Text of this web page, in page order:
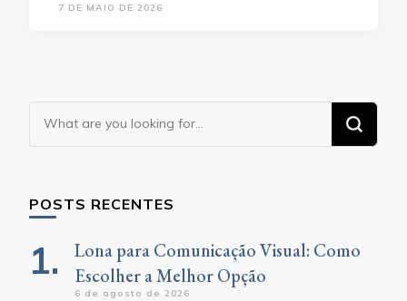
7 DE MAIO DE 2026
Looking
for
POSTS RECENTES
Lona para Comunicação Visual: Como
Escolher a Melhor Opção
6 de agosto de 2026